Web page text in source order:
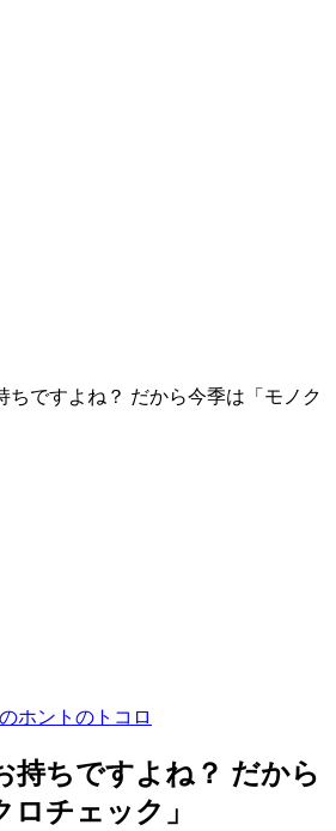
ちですよね？ だから今季は「モノク
ホントのトコロ
持ちですよね？ だから
チェック」